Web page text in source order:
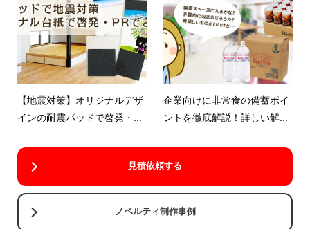
【地震対策】オリジナルデザ
インの耐震パッドで啓発・...
企業向けに非常食の備蓄ポイ
ントを徹底解説！詳しい解...
見積依頼する
ノベルティ制作事例